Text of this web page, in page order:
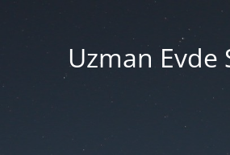
Uzman Evde